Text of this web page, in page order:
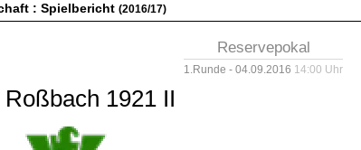
: Spielbericht (2016/17)
Reservepokal
1.Runde - 04.09.2016 14:00 Uhr
Roßbach 1921 II